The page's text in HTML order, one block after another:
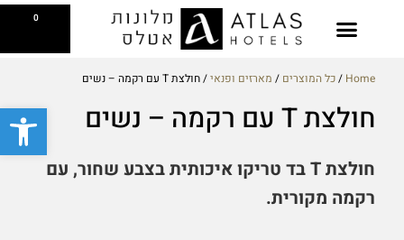
פתח
0
Home
/כל המוצרים / מארזים ופנאי/ חולצת T עם רקמה – נשים
חולצת T עם רקמה – נשים
חולצת T בד טריקו איכותית בצבע שחור, עם
רקמה מקורית.